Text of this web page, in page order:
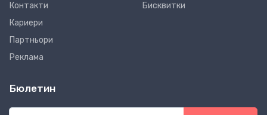
Контакти
Кариери
Партньори
Реклама
Бисквитки
Бюлетин